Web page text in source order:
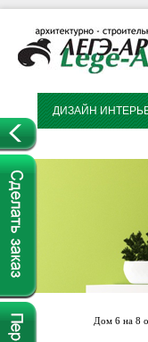
ДИЗАЙН
Дом 6 на 8